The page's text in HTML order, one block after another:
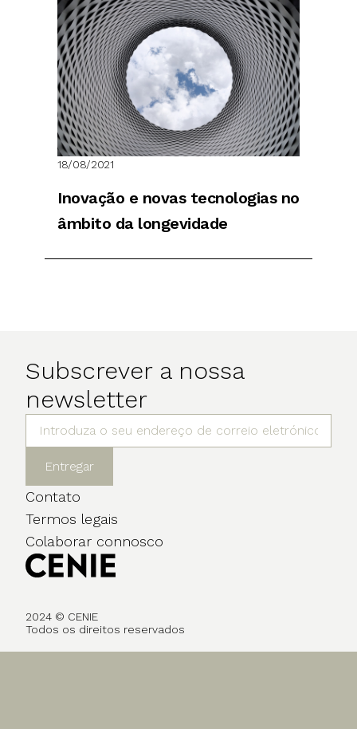
18/08/2021
Inovação e novas tecnologias no
âmbito da longevidade
Subscrever a nossa
newsletter
Entregar
Contato
Termos legais
Colaborar connosco
2024 © CENIE
Todos os direitos reservados